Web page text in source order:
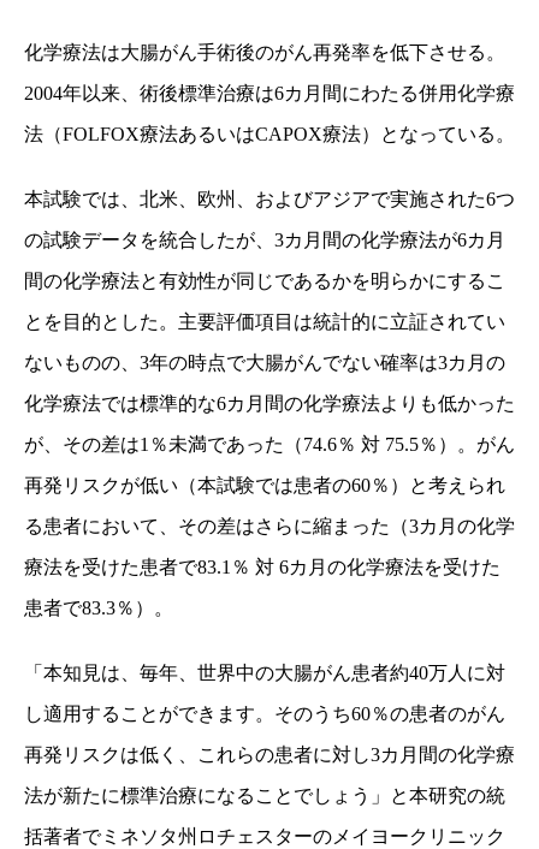
化学療法は大腸がん手術後のがん再発率を低下させる。
2004年以来、術後標準治療は6カ月間にわたる併用化学療
法（FOLFOX療法あるいはCAPOX療法）となっている。
本試験では、北米、欧州、およびアジアで実施された6つ
の試験データを統合したが、 3カ月間の化学療法が6カ月
間の化学療法と有効性が同じであるかを明らかにするこ
とを目的とした。主要評価項目は統計的に立証されてい
ないものの、 3年の時点で大腸がんでない確率は3カ月の
化学療法では標準的な6カ月間の化学療法よりも低かった
が、その差は1 ％未満であった（74.6％ 対 75.5％）。がん
再発リスクが低い（本試験では患者の60％）と考えられ
る患者において、その差はさらに縮まった（3カ月の化学
療法を受けた患者で83.1 ％ 対 6カ月の化学療法を受けた
患者で83.3％）。
「本知見は、毎年、世界中の大腸がん患者約40万人に対
し適用することができます。そのうち60％の患者のがん
再発リスクは低く、これらの患者に対し3カ月間の化学療
法が新たに標準治療になることでしょう」と本研究の統
括著者でミネソタ州ロチェスターのメイヨークリニック